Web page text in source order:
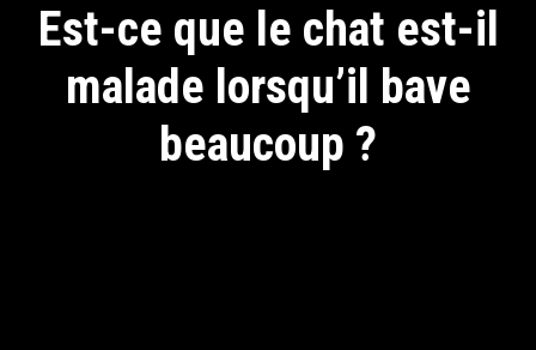
Est-ce que le chat est-il
malade lorsqu’il bave
beaucoup ?